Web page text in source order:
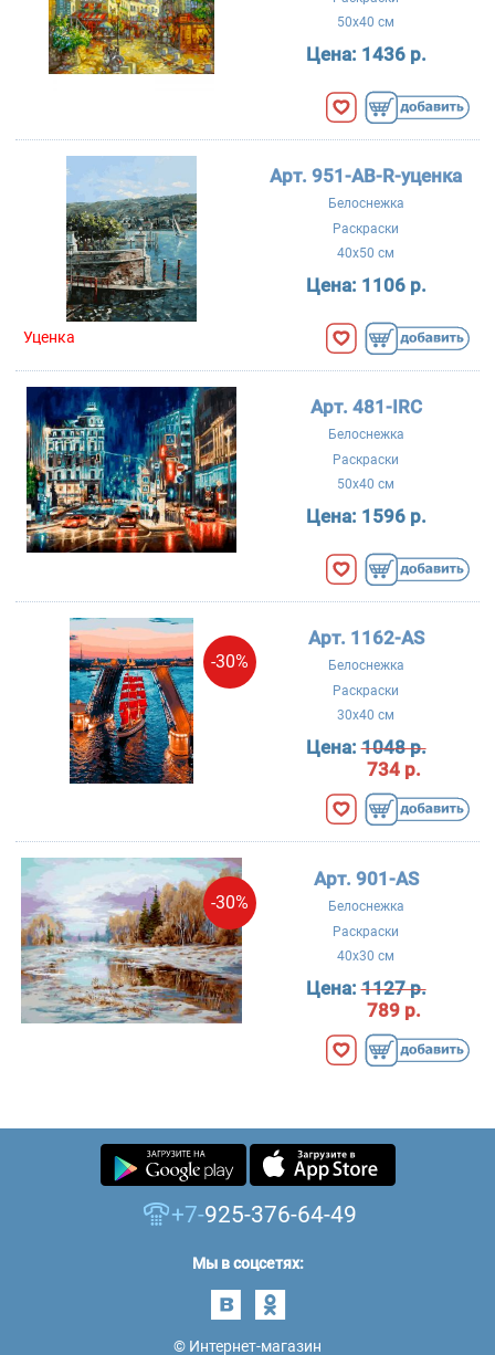
50x40 см
Цена: 1436 р.
Арт. 951-AB-R-уценка
Белоснежка
Раскраски
40x50 см
Цена: 1106 р.
Уценка
Арт. 481-IRC
Белоснежка
Раскраски
50x40 см
Цена: 1596 р.
-30%
Арт. 1162-AS
Белоснежка
Раскраски
30x40 см
Цена:1048 р.
734 р.
-30%
Арт. 901-AS
Белоснежка
Раскраски
40x30 см
Цена:1127 р.
789 р.
+7-925-376-64-49
Мы в соцсетях:
© Интернет-магазин